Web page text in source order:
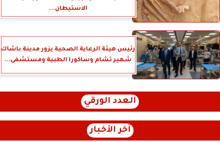
الاستيطان...
رئيس هيئة الرعاية الصحية يزور مدينة باشاك
شهير تشام وساكورا الطبية ومستشفى...
العدد الورقي
آخر الأخبار